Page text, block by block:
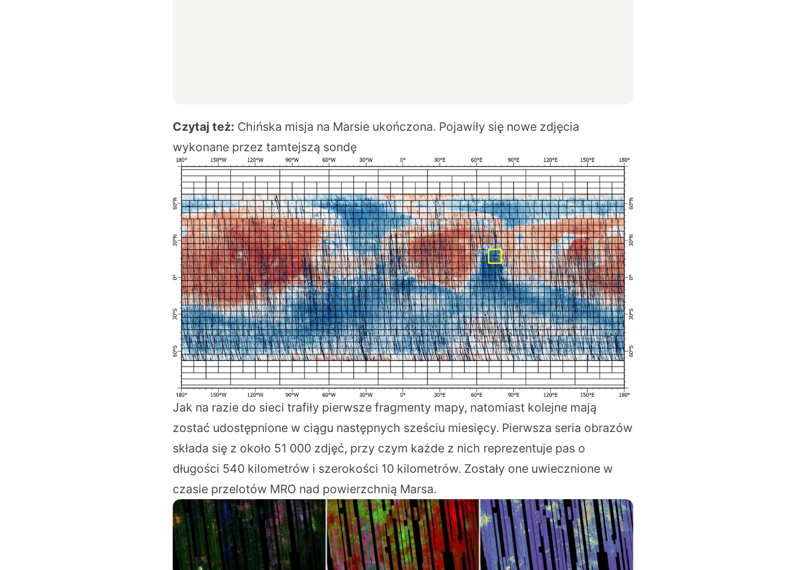
Czytaj też: Chińska misja na Marsie ukończona. Pojawiły się nowe zdjęcia
wykonane przez tamtejszą sondę
Jak na razie do sieci trafiły pierwsze fragmenty mapy, natomiast kolejne mają
zostać udostępnione w ciągu następnych sześciu miesięcy. Pierwsza seria obrazów
składa się z około 51 000 zdjęć, przy czym każde z nich reprezentuje pas o
długości 540 kilometrów i szerokości 10 kilometrów. Zostały one uwiecznione w
czasie przelotów MRO nad powierzchnią Marsa.